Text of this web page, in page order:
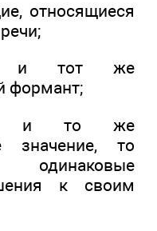
относящиеся
и тот же
формант;
и то же
значение, то
к своим